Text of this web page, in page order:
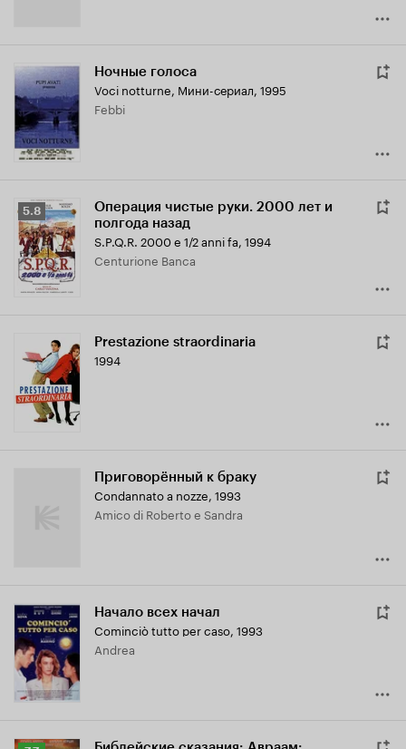
Ночные голоса
Voci notturne, Мини-сериал, 1995
Febbi
Рейтинг
Кинопоиска
5.8
5.8
Операция чистые руки. 2000 лет и
полгода назад
S.P.Q.R. 2000 e 1/2 anni fa, 1994
Centurione Banca
Prestazione straordinaria
1994
Приговорённый к браку
Condannato a nozze, 1993
Amico di Roberto e Sandra
Начало всех начал
Cominciò tutto per caso, 1993
Andrea